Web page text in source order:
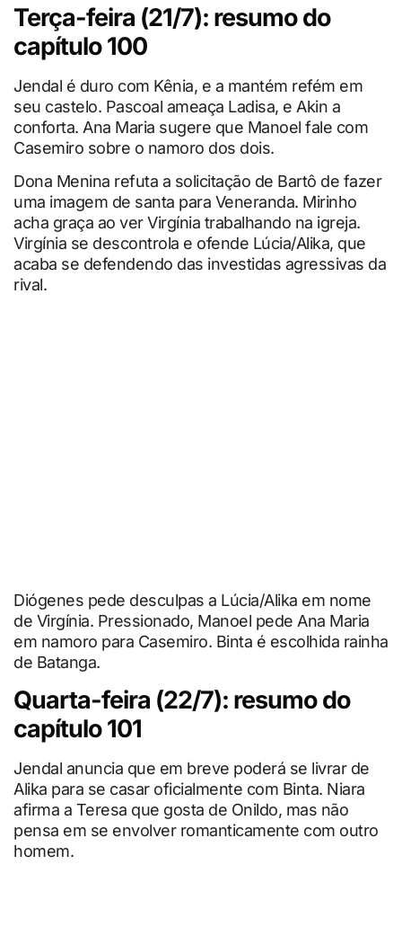
Terça-feira (21/7): resumo do
capítulo 100
Jendal é duro com Kênia, e a mantém refém em
seu castelo. Pascoal ameaça Ladisa, e Akin a
conforta. Ana Maria sugere que Manoel fale com
Casemiro sobre o namoro dos dois.
Dona Menina refuta a solicitação de Bartô de fazer
uma imagem de santa para Veneranda. Mirinho
acha graça ao ver Virgínia trabalhando na igreja.
Virgínia se descontrola e ofende Lúcia/Alika, que
acaba se defendendo das investidas agressivas da
rival.
Diógenes pede desculpas a Lúcia/Alika em nome
de Virgínia. Pressionado, Manoel pede Ana Maria
em namoro para Casemiro. Binta é escolhida rainha
de Batanga.
Quarta-feira (22/7): resumo do
capítulo 101
Jendal anuncia que em breve poderá se livrar de
Alika para se casar oficialmente com Binta. Niara
afirma a Teresa que gosta de Onildo, mas não
pensa em se envolver romanticamente com outro
homem.